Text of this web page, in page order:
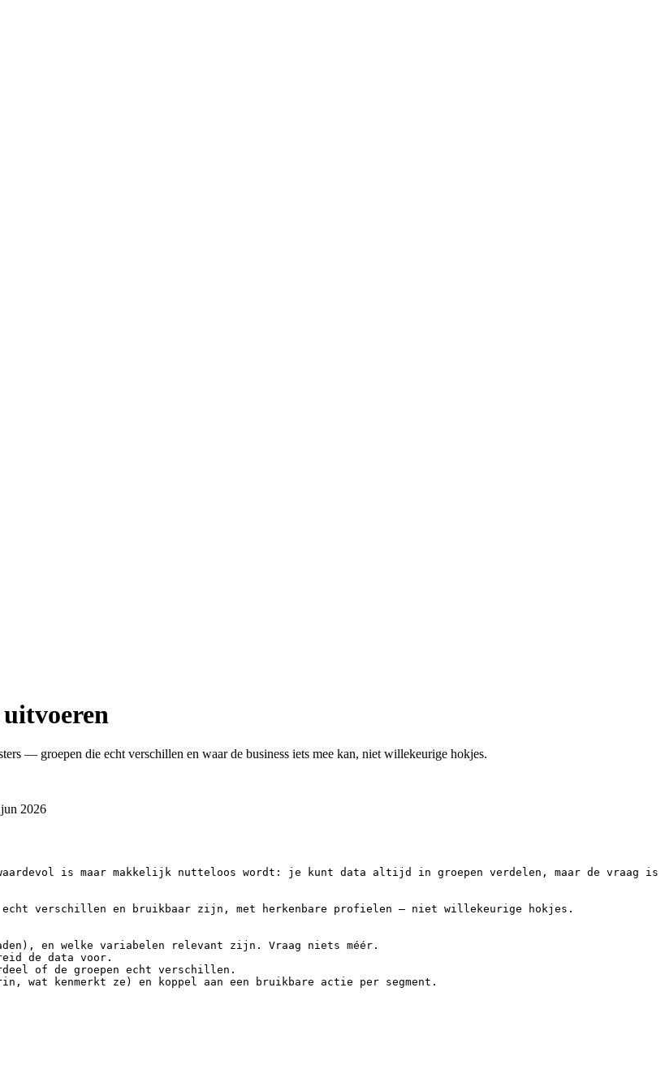
— groepen die echt verschillen en waar de business iets mee kan, niet willekeurige hokjes.
jun 2026
is maar makkelijk nutteloos wordt: je kunt data altijd in groepen verdelen, maar de
verschillen en bruikbaar zijn, met herkenbare profielen — niet willekeurige hokjes.
en welke variabelen relevant zijn. Vraag niets méér.
de data voor.
of de groepen echt verschillen.
kenmerkt ze) en koppel aan een bruikbare actie per segment.